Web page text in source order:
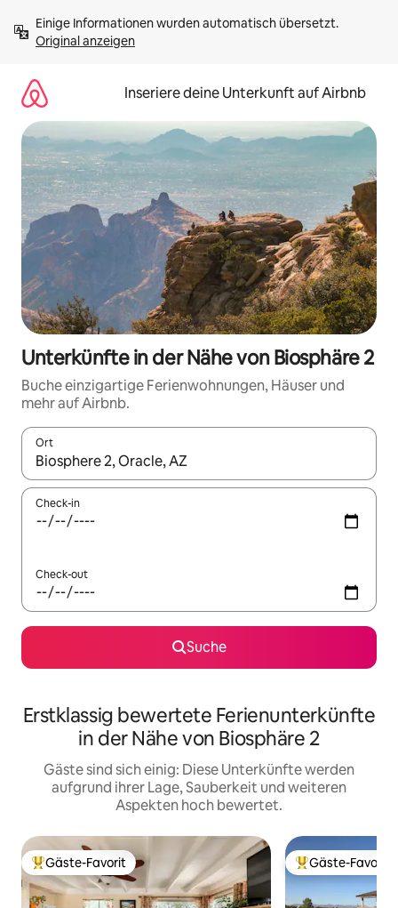
Inhalten
springenOriginal anzeigen
Inseriere deine Unterkunft auf Airbnb
Unterkünfte in der Nähe von Biosphäre 2
Buche einzigartige Ferienwohnungen, Häuser und
mehr auf Airbnb.
Ort
Wenn Ergebnisse verfügbar sind, navigiere mit den
Check-in
Check-out
Suche
Erstklassig bewertete Ferienunterkünfte
in der Nähe von Biosphäre 2
Gäste sind sich einig: Diese Unterkünfte werden
aufgrund ihrer Lage, Sauberkeit und weiteren
Aspekten hoch bewertet.
Beliebter Gäste-Favorit.
Gäste-Favorit Beliebter Gäste-
Gäste-Favorit